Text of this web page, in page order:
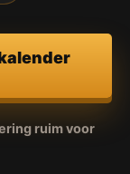
ruim voor